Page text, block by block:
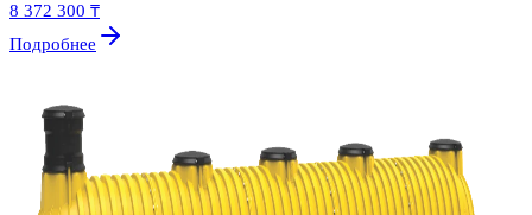
8 372 300 ₸
Подробнее